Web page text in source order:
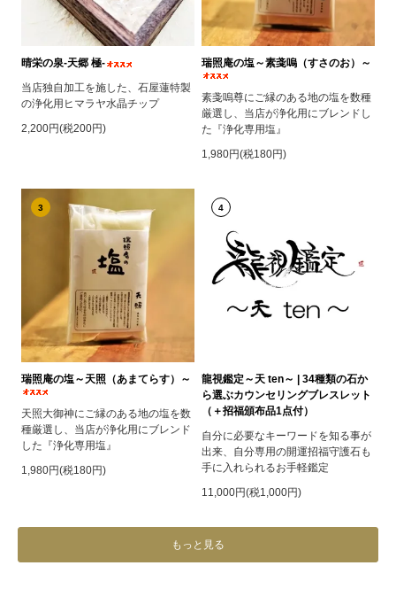
晴栄の泉‐天郷 極‐
当店独自加工を施した、石屋蓮特製
の浄化用ヒマラヤ水晶チップ
2,200円(税200円)
瑞照庵の塩～素戔嗚（すさのお）～
素戔嗚尊にご縁のある地の塩を数種
厳選し、当店が浄化用にブレンドし
た『浄化専用塩』
1,980円(税180円)
3
瑞照庵の塩～天照（あまてらす）～
天照大御神にご縁のある地の塩を数
種厳選し、当店が浄化用にブレンド
した『浄化専用塩』
1,980円(税180円)
4
龍視鑑定～天 ten～ | 34種類の石か
ら選ぶカウンセリングブレスレット
（＋招福頒布品1点付）
自分に必要なキーワードを知る事が
出来、自分専用の開運招福守護石も
手に入れられるお手軽鑑定
11,000円(税1,000円)
もっと見る